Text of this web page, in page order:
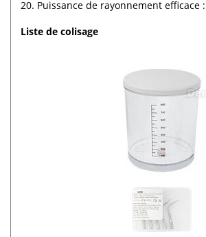
20. Puissance de rayonnement efficace
Liste de colisage